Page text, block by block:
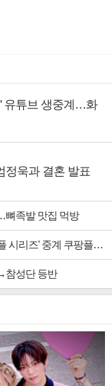
' 유튜브 생중계…화
정욱과 결혼 발표
족발 맛집 먹방
리즈' 중계 쿠팡플레이
참성단 등반